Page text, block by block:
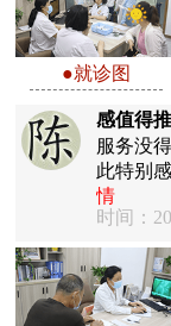
●就诊图
感值得
服务没
此特别
情
时间：